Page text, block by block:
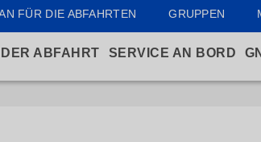
FÜR DIE ABFAHRTEN GRUPPEN
ABFAHRT SERVICE AN BORD